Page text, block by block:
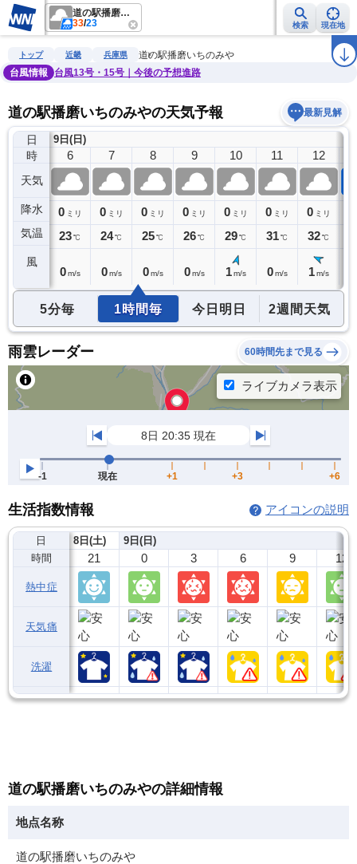
道の駅播磨いちのみや
33/23 検索 現在地
雨雲レーダー 台風情報 地震情報 警報・注意報 ラ
トップ 近畿 兵庫県
道の駅播磨いちのみや
台風情報
台風13号・15号｜今後の予想進路
道の駅播磨いちのみやの天気予報 最新見解
日
時
天気
降水
気温
風
9日(日)
5
0ミリ
23℃
6
0 ミリ
23℃
0 m/s
7
0 ミリ
24℃
0 m/s
8
0 ミリ
25℃
0 m/s
9
0 ミリ
26℃
0 m/s
10
0 ミリ
29℃
1 m/s
11
0 ミリ
31℃
0 m/s
12
0 ミリ
32℃
1 m/s
5分毎 1時間毎 今日明日 2週間天気
雨雲レーダー 60時間先まで見る
生活指数情報 アイコンの説明
日
時間
熱中症
天気痛
洗濯
8日(土)
21
9日(日)
0 3 6 9 12
道の駅播磨いちのみやの詳細情報
地点名称
道の駅播磨いちのみや